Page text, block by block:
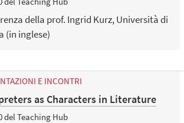
della prof. Ingrid Kurz, Università di
(in inglese)
E INCONTRI
as Characters in Literature
del Teaching Hub